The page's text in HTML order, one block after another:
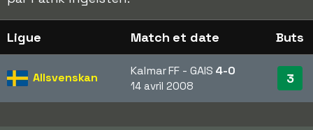
Ligue Match et date Buts
Allsvenskan Kalmar FF - GAIS 4-0
14 avril 2008 3